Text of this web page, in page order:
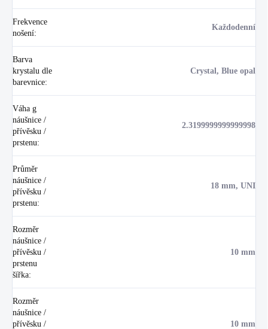
Frekvence
nošení:
Každodenní
Barva
krystalu dle
barevnice:
Crystal, Blue opal
Váha g
náušnice /
přívěsku /
prstenu:
2.3199999999999998
Průměr
náušnice /
přívěsku /
prstenu:
18 mm, UNI
Rozměr
náušnice /
přívěsku /
prstenu
šířka:
10 mm
Rozměr
náušnice /
přívěsku /
10 mm